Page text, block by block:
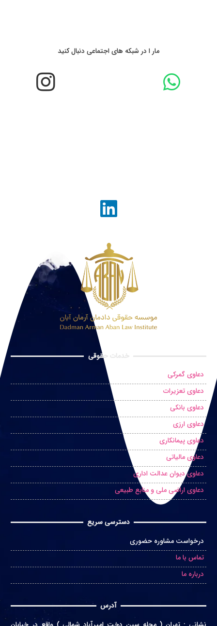
مار ا در شبکه های اجتماعی دنبال کنید
خدمات حقوقی
دعاوی گمرکی
دعاوی تعزیرات
دعاوی بانکی
دعاوی ارزی
دعاوی پیمانکاری
دعاوی مالیاتی
دعاوی دیوان عدالت اداری
دعاوی اراضی ملی و منابع طبیعی
دسترسی سریع
درخواست مشاوره حضوری
تماس با ما
درباره ما
آدرس